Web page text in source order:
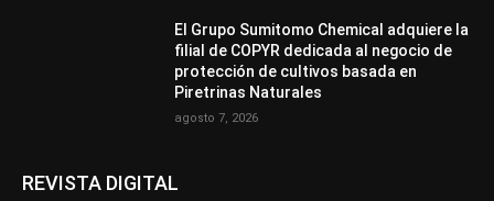
El Grupo Sumitomo Chemical adquiere la
filial de COPYR dedicada al negocio de
protección de cultivos basada en
Piretrinas Naturales
agosto 7, 2026
REVISTA DIGITAL